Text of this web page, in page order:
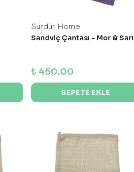
Sürdür Home
Sandviç Çantası - Mor & Sarı
₺ 450.00
SEPETE EKLE